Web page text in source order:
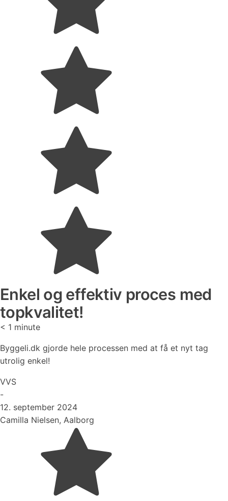
Enkel og effektiv proces med
topkvalitet!
< 1 minute
Byggeli.dk gjorde hele processen med at få et nyt tag
utrolig enkel!
VVS
-
12. september 2024
Camilla Nielsen, Aalborg